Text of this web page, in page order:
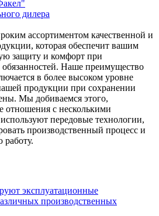
ассортиментом качественной и
которая обеспечит вашим
защиту и комфорт при
Наше преимущество
в более высоком уровне
продукции при сохранении
Мы добиваемся этого,
отношения с несколькими
передовые технологии,
производственный процесс и